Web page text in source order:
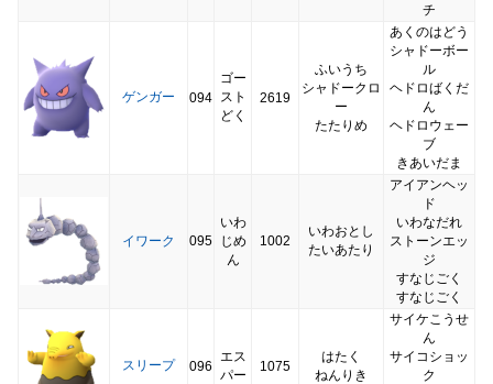
チ
ゲンガー 094
ゴー
スト
どく
2619
ふいうち
シャドークロ
ー
たたりめ
あくのはどう
シャドーボー
ル
ヘドロばくだ
ん
ヘドロウェー
ブ
きあいだま
イワーク 095
いわ
じめ
ん
1002
いわおとし
たいあたり
アイアンヘッ
ド
いわなだれ
ストーンエッ
ジ
すなじごく
すなじごく
スリープ 096
エス
パー
1075
はたく
ねんりき
サイケこうせ
ん
サイコショッ
ク